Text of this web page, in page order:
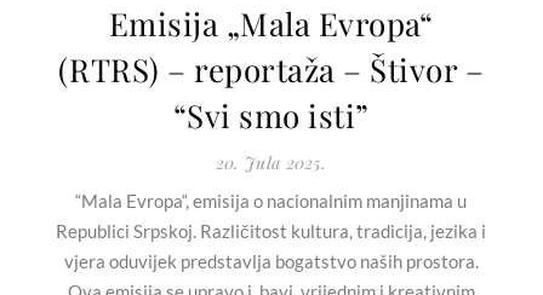
Emisija „Mala Evropa“
(RTRS) – reportaža – Štivor –
“Svi smo isti”
20. Jula 2025.
“Mala Evropa“, emisija o nacionalnim manjinama u
Republici Srpskoj. Različitost kultura, tradicija, jezika i
vjera oduvijek predstavlja bogatstvo naših prostora.